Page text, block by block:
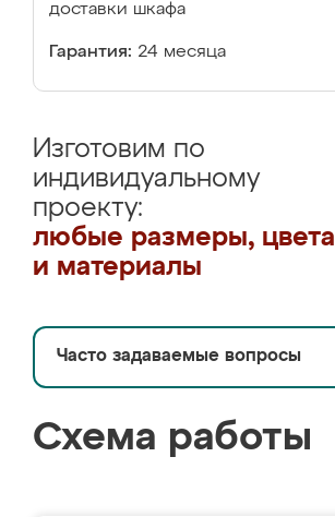
доставки шкафа
Гарантия: 24 месяца
Изготовим по
индивидуальному
проекту:
любые размеры, цвета
и материалы
Часто задаваемые вопросы
Схема работы